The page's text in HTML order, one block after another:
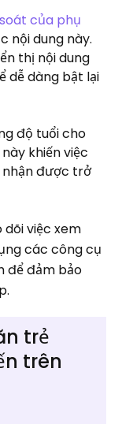
của phụ
nội dung này.
thị nội dung
dễ dàng bật lại
độ tuổi cho
khiến việc
nhận được trở
dõi việc xem
các công cụ
để đảm bảo
trẻ
trên